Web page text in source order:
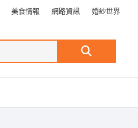
美食情報 網路資訊 婚紗世界
Search